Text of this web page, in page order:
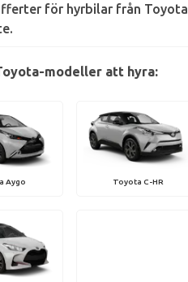
för hyrbilar från Toyota
modeller att hyra:
Aygo Toyota C-HR